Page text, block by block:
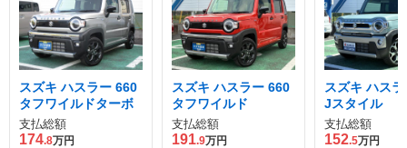
スズキ ハスラー 660
タフワイルドターボ
支払総額
174.8万円
スズキ ハスラー 660
タフワイルド
支払総額
191.9万円
スズキ ハス
Jスタイル
支払総額
152.5万円